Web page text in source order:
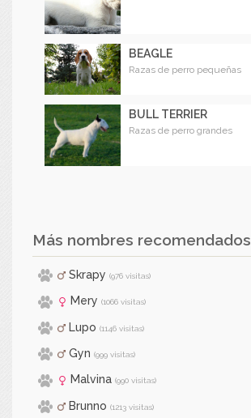
BEAGLE
Razas de perro pequeñas
BULL TERRIER
Razas de perro grandes
Más nombres recomendados
Skrapy (976 visitas)
Mery (1066 visitas)
Lupo (1146 visitas)
Gyn (999 visitas)
Malvina (990 visitas)
Brunno (1213 visitas)